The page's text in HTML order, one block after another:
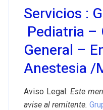
Servicios :
Pediatria –
General –
Anestesia /
Aviso Legal: Este
avise al remitente.